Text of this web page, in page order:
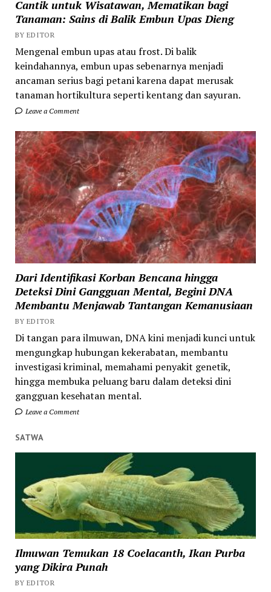
Cantik untuk Wisatawan, Mematikan bagi
Tanaman: Sains di Balik Embun Upas Dieng
BY EDITOR
Mengenal embun upas atau frost. Di balik
keindahannya, embun upas sebenarnya menjadi
ancaman serius bagi petani karena dapat merusak
tanaman hortikultura seperti kentang dan sayuran.
Leave a Comment
Dari Identifikasi Korban Bencana hingga
Deteksi Dini Gangguan Mental, Begini DNA
Membantu Menjawab Tantangan Kemanusiaan
BY EDITOR
Di tangan para ilmuwan, DNA kini menjadi kunci untuk
mengungkap hubungan kekerabatan, membantu
investigasi kriminal, memahami penyakit genetik,
hingga membuka peluang baru dalam deteksi dini
gangguan kesehatan mental.
Leave a Comment
SATWA
Ilmuwan Temukan 18 Coelacanth, Ikan Purba
yang Dikira Punah
BY EDITOR